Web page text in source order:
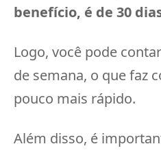
benefício, é de 30
Logo, você pode
de semana, o que faz
pouco mais rápido.
Além disso, é